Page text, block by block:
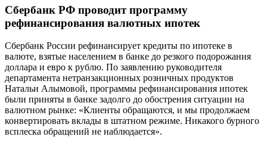
Сбербанк РФ проводит программу
рефинансирования валютных ипотек
Сбербанк России рефинансирует кредиты по ипотеке в
валюте, взятые населением в банке до резкого подорожания
доллара и евро к рублю. По заявлению руководителя
департамента нетранзакционных розничных продуктов
Натальи Алымовой, программы рефинансирования ипотек
были приняты в банке задолго до обострения ситуации на
валютном рынке: «Клиенты обращаются, и мы продолжаем
конвертировать вклады в штатном режиме. Никакого бурного
всплеска обращений не наблюдается».